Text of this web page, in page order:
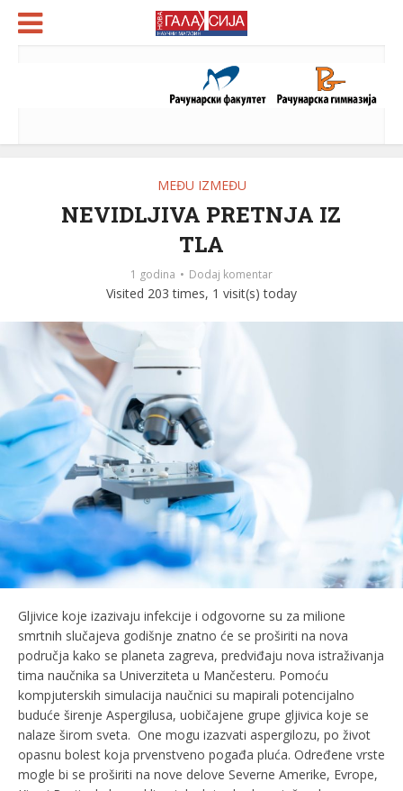
MEĐU IZMEĐU
NEVIDLJIVA PRETNJA IZ
TLA
1 godina Dodaj komentar
Visited 203 times, 1 visit(s) today
Gljivice koje izazivaju infekcije i odgovorne su za milione
smrtnih slučajeva godišnje znatno će se proširiti na nova
područja kako se planeta zagreva, predviđaju nova istraživanja
tima naučnika sa Univerziteta u Mančesteru. Pomoću
kompjuterskih simulacija naučnici su mapirali potencijalno
buduće širenje Aspergilusa, uobičajene grupe gljivica koje se
nalaze širom sveta. One mogu izazvati aspergilozu, po život
opasnu bolest koja prvenstveno pogađa pluća. Određene vrste
mogle bi se proširiti na nove delove Severne Amerike, Evrope,